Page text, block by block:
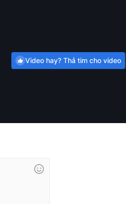
Video hay? Thả tim cho video